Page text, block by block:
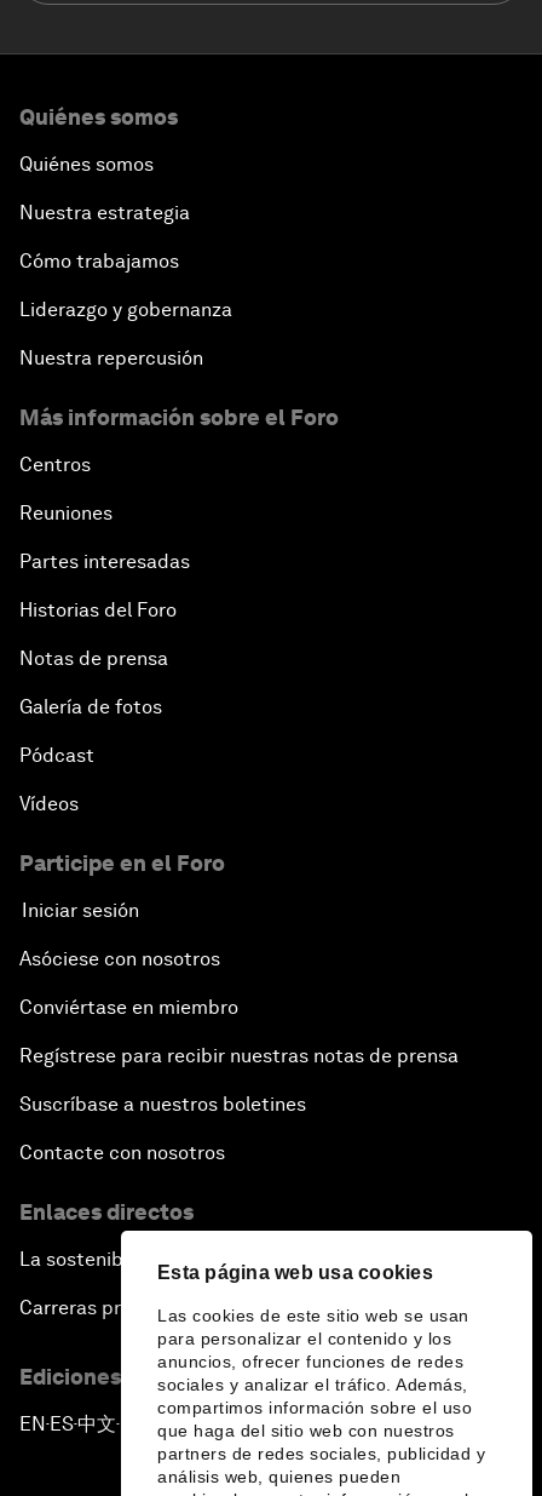
Esta página web usa cookies
Las cookies de este sitio web se usan
para personalizar el contenido y los
anuncios, ofrecer funciones de redes
sociales y analizar el tráfico. Además,
compartimos información sobre el uso
que haga del sitio web con nuestros
partners de redes sociales, publicidad y
análisis web, quienes pueden
Quiénes somos
Quiénes somos
Nuestra estrategia
Cómo trabajamos
Liderazgo y gobernanza
Nuestra repercusión
Más información sobre el Foro
Centros
Reuniones
Partes interesadas
Historias del Foro
Notas de prensa
Galería de fotos
Pódcast
Vídeos
Participe en el Foro
Iniciar sesión
Asóciese con nosotros
Conviértase en miembro
Regístrese para recibir nuestras notas de prensa
Suscríbase a nuestros boletines
Contacte con nosotros
Enlaces directos
La sostenibilidad en el Foro
Carreras profesionales
Ediciones en otros idiomas
EN ▪ES▪中文▪ 日本語